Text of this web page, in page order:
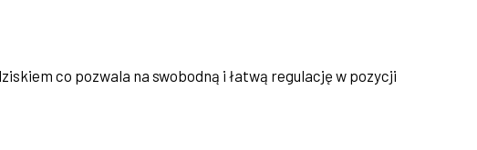
co pozwala na swobodną i łatwą regulację w pozycji